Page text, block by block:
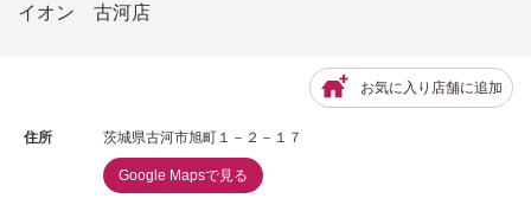
店舗検索
イオン 古河店
お気に入り店舗に追加
住所 茨城県古河市旭町１－２－１７
Google Mapsで見る